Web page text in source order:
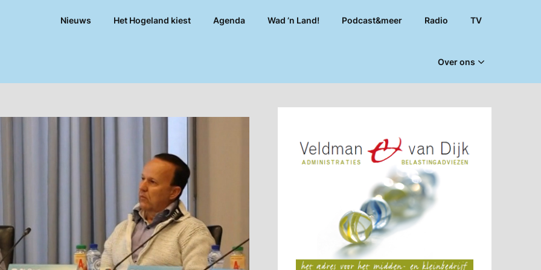
Nieuws Het Hogeland kiest Agenda Wad ’n Land! Podcast&meer Radio TV
Over ons